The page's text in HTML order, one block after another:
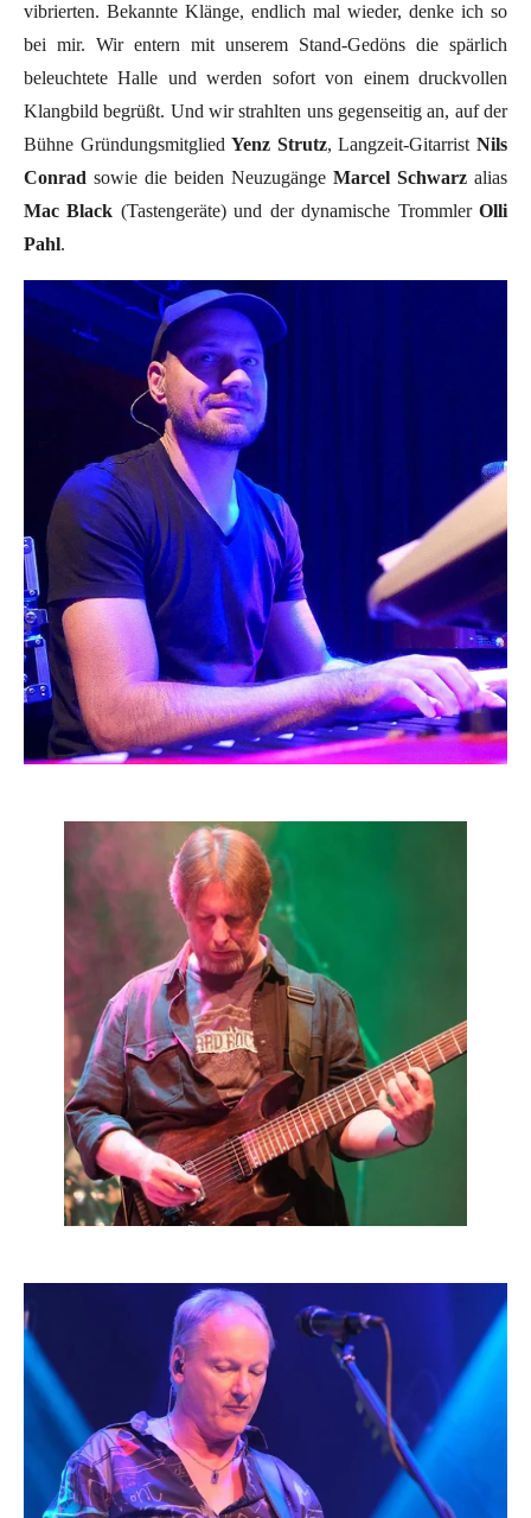
vibrierten. Bekannte Klänge, endlich mal wieder, denke ich so
bei mir. Wir entern mit unserem Stand-Gedöns die spärlich
beleuchtete Halle und werden sofort von einem druckvollen
Klangbild begrüßt. Und wir strahlten uns gegenseitig an, auf der
Bühne GründungsmitgliedYenz Strutz, Langzeit-GitarristNils
Conrad sowie die beiden Neuzugänge Marcel Schwarz alias
Mac Black (Tastengeräte) und der dynamische TrommlerOlli
Pahl.